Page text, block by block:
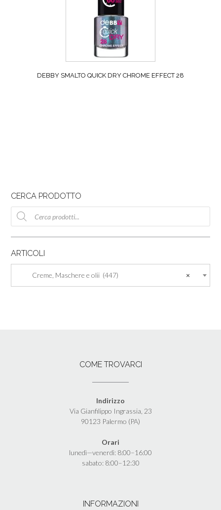
DEBBY SMALTO QUICK DRY CHROME EFFECT 28
CERCA PRODOTTO
Ricerca
prodotti
ARTICOLI
×
Creme, Maschere e olii (447)
COME TROVARCI
Indirizzo
Via Gianfilippo Ingrassia, 23
90123 Palermo (PA)
Orari
lunedì—venerdì: 8:00–16:00
sabato: 8:00–12:30
INFORMAZIONI